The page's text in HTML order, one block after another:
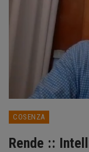
COSENZA
Rende ::